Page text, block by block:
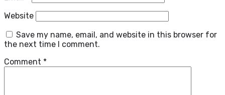
Website
Save my name, email, and website in this browser for
the next time I comment.
Comment *